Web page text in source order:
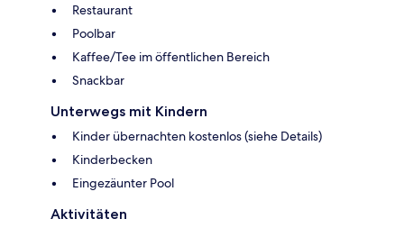
Restaurant
Poolbar
Kaffee/Tee im öffentlichen Bereich
Snackbar
Unterwegs mit Kindern
Kinder übernachten kostenlos (siehe Details)
Kinderbecken
Eingezäunter Pool
Aktivitäten